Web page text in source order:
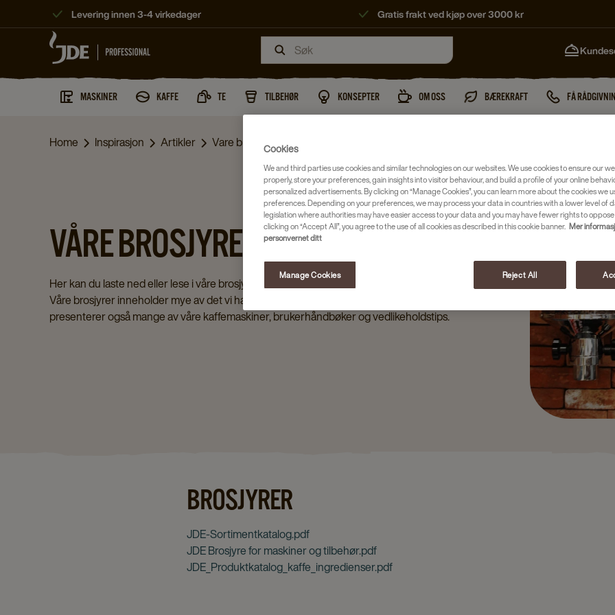
Levering innen 3-4 virkedager Gratis frakt ved kjøp over 3000 kr
MASKINER KAFFE TE TILBEHØR KONSEPTER OM OSS BÆREKRAFT FÅ
Home Inspirasjon Artikler Vare brosjyrer
VÅRE BROSJYRER
Her kan du laste ned eller lese i våre brosjyrer.
Våre brosjyrer inneholder mye av det vi har i vårt sortiment rettet mot horecamarkedet og bedrifter. Vi
presenterer også mange av våre kaffemaskiner, brukerhåndbøker og vedlikeholdstips.
BROSJYRER
JDE-Sortimentkatalog.pdf
JDE Brosjyre for maskiner og tilbehør.pdf
JDE_Produktkatalog_kaffe_ingredienser.pdf
Cookies
We and third parties use cookies and similar technologies on our websites. We use cookies to ensure our
properly, store your preferences, gain insights into visitor behaviour, and build a profile of your online
personalized advertisements. By clicking on “Manage Cookies”, you can learn more about the cookies we
preferences. Depending on your preferences, we may process your data in countries with a lower level of
legislation where authorities may have easier access to your data and you may have fewer rights to
clicking on “Accept All”, you agree to the use of all cookies as described in this cookie banner. Mer
personvernet ditt
Manage Cookies Reject All